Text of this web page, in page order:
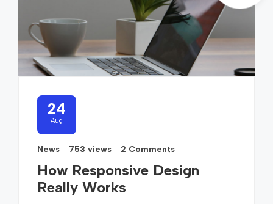
24
Aug
News 753 views 2 Comments
How Responsive Design
Really Works